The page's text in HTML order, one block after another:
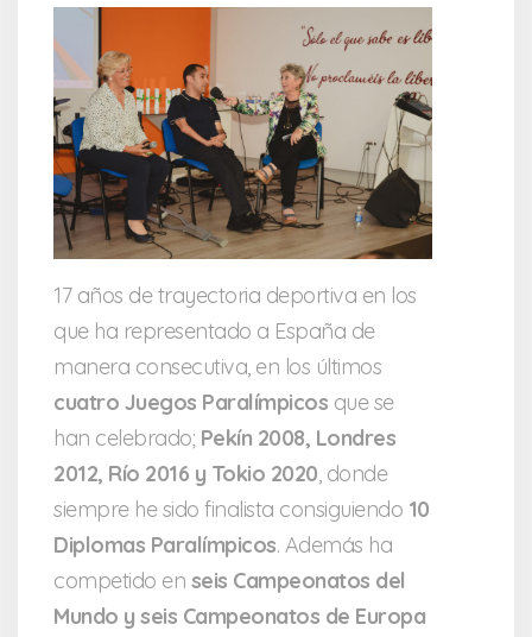
17 años de trayectoria deportiva en los
que ha representado a España de
manera consecutiva, en los últimos
cuatro Juegos Paralímpicos que se
han celebrado; Pekín 2008, Londres
2012, Río 2016 y Tokio 2020, donde
siempre he sido finalista consiguiendo 10
Diplomas Paralímpicos. Además ha
competido en seis Campeonatos del
Mundo y seis Campeonatos de Europa